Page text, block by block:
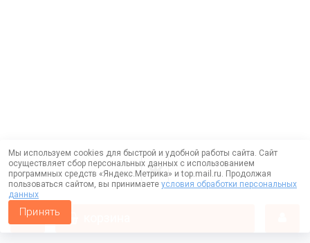
Мы используем cookies для быстрой и удобной работы сайта. Сайт
осуществляет сбор персональных данных с использованием
программных средств «Яндекс.Метрика» и top.mail.ru. Продолжая
пользоваться сайтом, вы принимаете условия обработки персональных
данных
Принять